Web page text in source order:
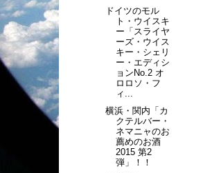
ドイツのモル
ト・ウイスキ
ー「スライヤ
ーズ・ウイス
キー・シェリ
ー・エディシ
ョンNo.2 オ
ロロソ・フ
ィ...
横浜・関内「カ
クテルバー・
ネマニャのお
薦めのお酒
2015 第2
弾」！！